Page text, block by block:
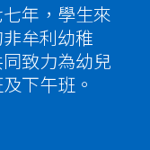
年，學生來
牟利幼稚
致力為幼兒
下午班。